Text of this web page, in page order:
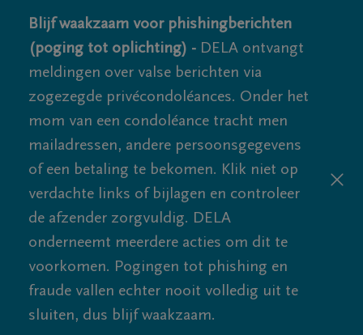
Blijf waakzaam voor phishingberichten
(poging tot oplichting) - DELA ontvangt
meldingen over valse berichten via
zogezegde privécondoléances. Onder het
mom van een condoléance tracht men
mailadressen, andere persoonsgegevens
of een betaling te bekomen. Klik niet op
verdachte links of bijlagen en controleer
de afzender zorgvuldig. DELA
onderneemt meerdere acties om dit te
voorkomen. Pogingen tot phishing en
fraude vallen echter nooit volledig uit te
sluiten, dus blijf waakzaam.